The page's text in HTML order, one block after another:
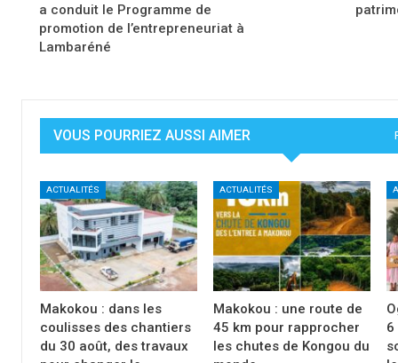
a conduit le Programme de
promotion de l’entrepreneuriat à
Lambaréné
VOUS POURRIEZ AUSSI AIMER
ACTUALITÉS
Makokou : dans les
coulisses des chantiers
du 30 août, des travaux
ACTUALITÉS
Makokou : une route de
45 km pour rapprocher
les chutes de Kongou du
6